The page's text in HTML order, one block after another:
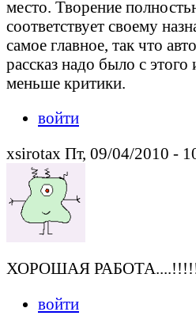
место. Творение
соответствует своему
самое главное, так что
рассказ надо было с
меньше критики.
войти
xsirotax Пт, 09/04/2010 -
ХОРОШАЯ
войти